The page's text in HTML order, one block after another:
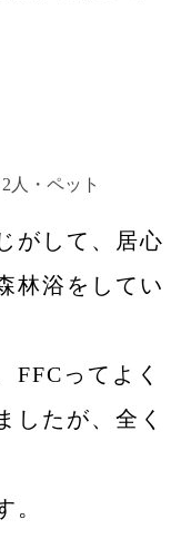
人・ペット
がして、居心
林浴をしてい
FFCってよく
したが、全く
。